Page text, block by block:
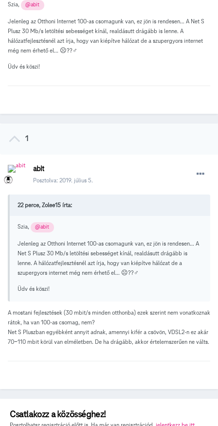
Szia, @abit
Jelenleg az Otthoni Internet 100-as csomagunk van, ez jön is rendesen... A Net S
Plusz 30 Mb/s letöltési sebességet kínál, realdásutt drágább is lenne. A
hálózatfejlesztésnél azt írja, hogy van kiépítve hálózat de a szupergyors internet
még nem érhető el... ☹️??‍♂️
Üdv és köszi!
1
abit
Posztolva: 2019. július 5.
22 perce, Zolee15 írta:
Szia, @abit
Jelenleg az Otthoni Internet 100-as csomagunk van, ez jön is rendesen... A
Net S Plusz 30 Mb/s letöltési sebességet kínál, realdásutt drágább is
lenne. A hálózatfejlesztésnél azt írja, hogy van kiépítve hálózat de a
szupergyors internet még nem érhető el... ☹️??‍♂️
Üdv és köszi!
A mostani fejlesztések (30 mbit/s minden otthonba) ezek szerint nem vonatkoznak
rátok, ha van 100-as csomag, nem?
Net S Pluszban egyébként annyit adnak, amennyi kifér a csövön, VDSL2-n ez akár
70-110 mbit körül van elméletben. De ha drágább, akkor értelemszerűen ne válts.
Csatlakozz a közösséghez!